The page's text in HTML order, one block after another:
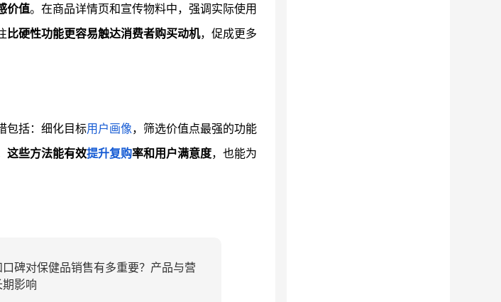
价值。在商品详情页和宣传物料中，强调实际使用
比硬性功能更容易触达消费者购买动机，促成更多
包括：细化目标用户画像，筛选价值点最强的功能
这些方法能有效提升复购率和用户满意度，也能为
口碑对保健品销售有多重要？产品与营
影响